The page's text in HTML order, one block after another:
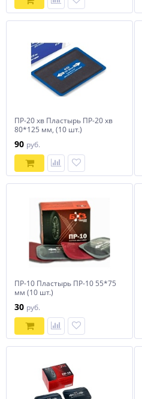
ПР-20 хв Пластырь ПР-20 хв
80*125 мм, (10 шт.)
90 руб.
ПР-10 Пластырь ПР-10 55*75
мм (10 шт.)
30 руб.